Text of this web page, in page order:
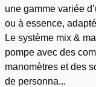
une gamme variée
ou à essence,
Le système mix &
pompe avec des
manomètres et des
de personna...